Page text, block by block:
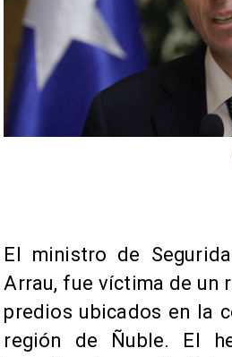
El ministro de
Arrau, fue víctima de un
predios ubicados en la
región de Ñuble. El